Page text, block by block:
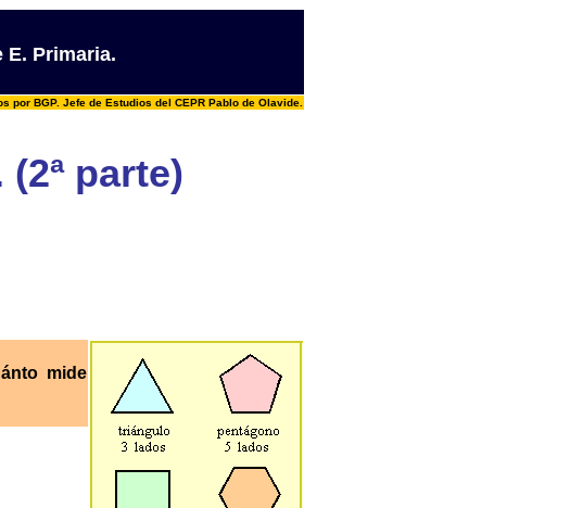
E. Primaria.
por BGP. Jefe de Estudios del CEPR Pablo de Olavide.
parte)
mide